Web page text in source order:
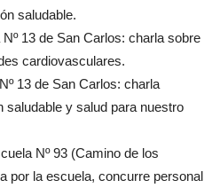
saludable.
13 de San Carlos: charla sobre
cardiovasculares.
13 de San Carlos: charla
saludable y salud para nuestro
Nº 93 (Camino de los
por la escuela, concurre personal